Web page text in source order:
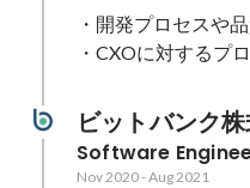
・開発プロセスや
・CXOに対するプ
ビットバンク
Software
Nov 2020-Aug 2021